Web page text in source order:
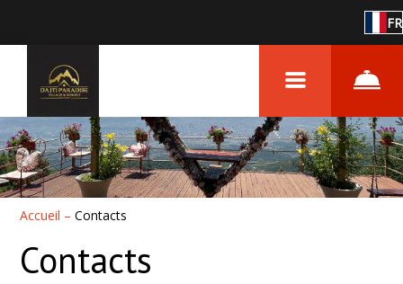
FR
Accueil –Contacts
Contacts